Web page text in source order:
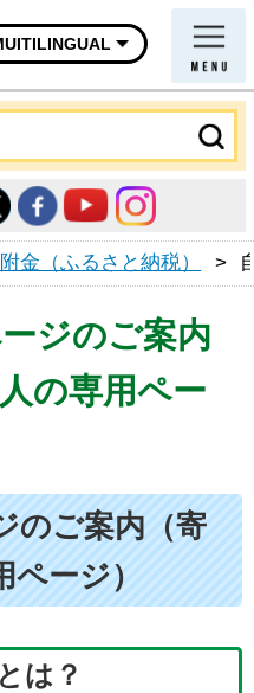
金（ふるさと納税） >
ジのご案内
の専用ペー
のご案内（寄
ージ）
は？